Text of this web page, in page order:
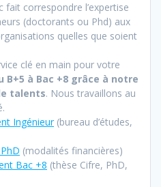
correspondre l’expertise
(doctorants ou Phd) aux
quelles que soient
clé en main pour votre
à Bac +8 grâce à notre
talents. Nous travaillons au
Ingénieur(bureau d’études,
(modalités financières)
Bac +8 (thèse Cifre, PhD,